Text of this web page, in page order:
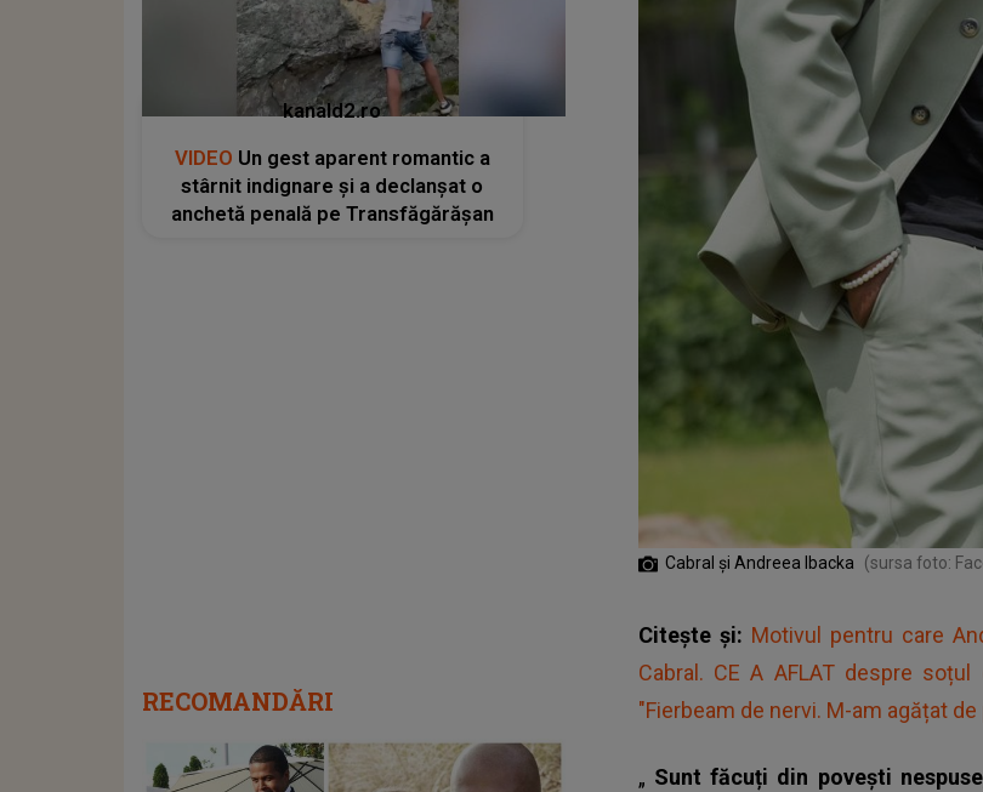
Cabral și Andreea Ibacka (sursa foto:
Citește și: Motivul pentru care
Cabral. CE A AFLAT despre
"Fierbeam de nervi. M-am agățat
„ Sunt făcuți din povești
kanald2.ro
VIDEO Un gest aparent romantic a
stârnit indignare și a declanșat o
anchetă penală pe Transfăgărășan
RECOMANDĂRI